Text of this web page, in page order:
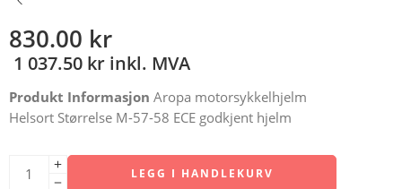
830.00 kr
1 037.50 kr inkl. MVA
Produkt Informasjon Aropa motorsykkelhjelm
Helsort Størrelse M-57-58 ECE godkjent hjelm
LEGG I HANDLEKURV